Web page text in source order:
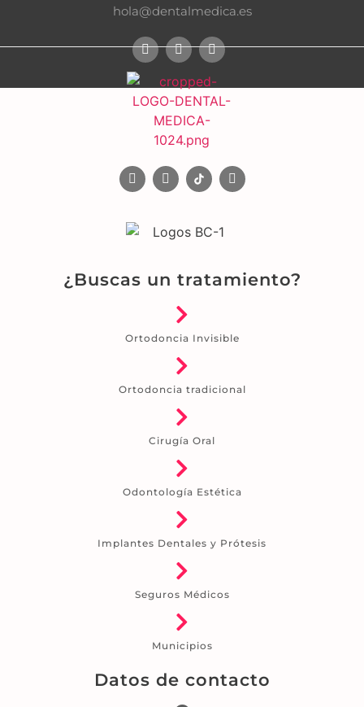
hola@dentalmedica.es
¿Buscas un tratamiento?
Ortodoncia Invisible
Ortodoncia tradicional
Cirugía Oral
Odontología Estética
Implantes Dentales y Prótesis
Seguros Médicos
Municipios
Datos de contacto